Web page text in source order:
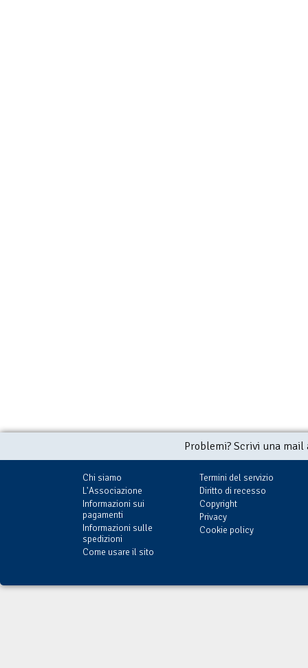
Problemi? Scrivi una
Chi siamo
L'Associazione
Informazioni sui
pagamenti
Informazioni sulle
spedizioni
Come usare il sito
Termini del servizio
Diritto di recesso
Copyright
Privacy
Cookie policy